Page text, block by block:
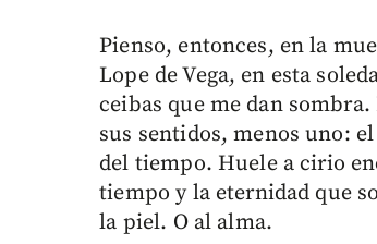
Pienso, entonces, en la
Lope de Vega, en esta
ceibas que me dan
sus sentidos, menos uno:
del tiempo. Huele a cirio
tiempo y la eternidad que
la piel. O al alma.